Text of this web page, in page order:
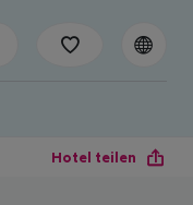
Hotel teilen